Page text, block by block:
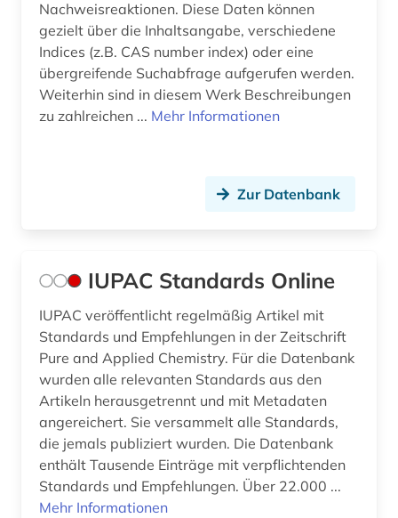
Nachweisreaktionen. Diese Daten können
gezielt über die Inhaltsangabe, verschiedene
Indices (z.B. CAS number index) oder eine
übergreifende Suchabfrage aufgerufen werden.
Weiterhin sind in diesem Werk Beschreibungen
zu zahlreichen ... Mehr Informationen
Zur Datenbank
IUPAC Standards Online
IUPAC veröffentlicht regelmäßig Artikel mit
Standards und Empfehlungen in der Zeitschrift
Pure and Applied Chemistry. Für die Datenbank
wurden alle relevanten Standards aus den
Artikeln herausgetrennt und mit Metadaten
angereichert. Sie versammelt alle Standards,
die jemals publiziert wurden. Die Datenbank
enthält Tausende Einträge mit verpflichtenden
Standards und Empfehlungen. Über 22.000 ...
Mehr Informationen